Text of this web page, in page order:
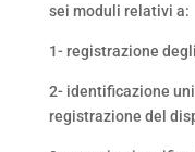
sei moduli relativi a:
1- registrazione
2- identificazione
registrazione del